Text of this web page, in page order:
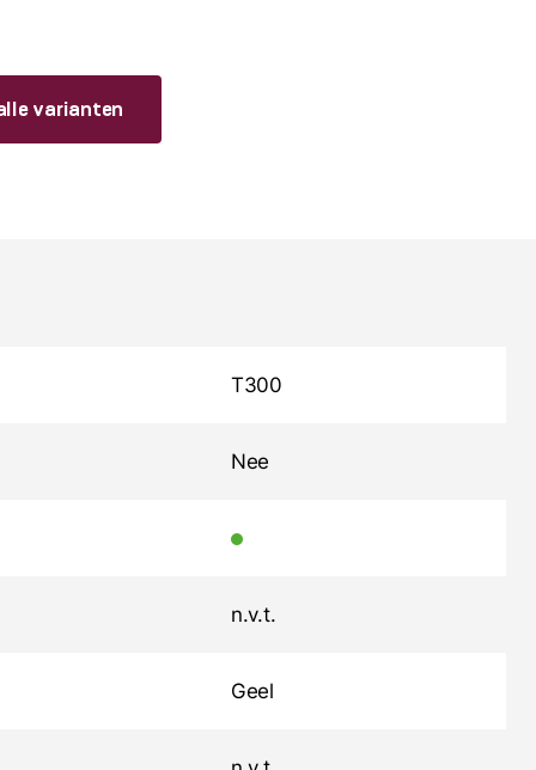
varianten
T300
Nee
n.v.t.
Geel